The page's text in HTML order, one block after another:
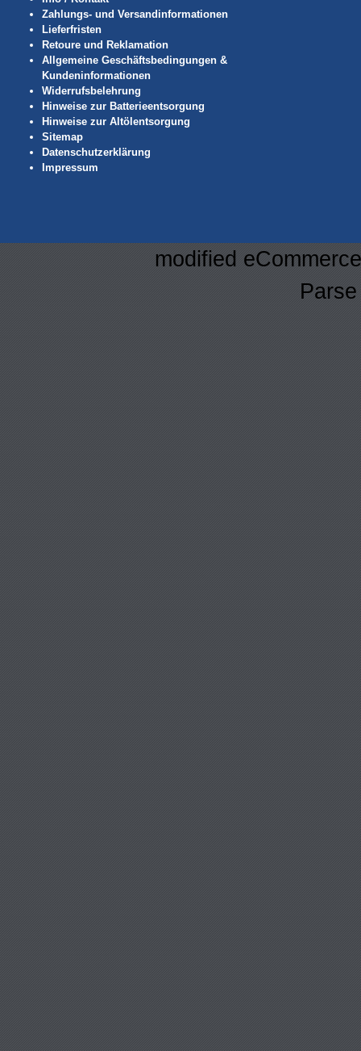
Zahlungs- und Versandinformationen
Lieferfristen
Retoure und Reklamation
Allgemeine Geschäftsbedingungen &
Kundeninformationen
Widerrufsbelehrung
Hinweise zur Batterieentsorgung
Hinweise zur Altölentsorgung
Sitemap
Datenschutzerklärung
Impressum
mod ified